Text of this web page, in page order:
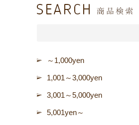
～1,000yen
1,001～3,000yen
3,001～5,000yen
5,001yen～